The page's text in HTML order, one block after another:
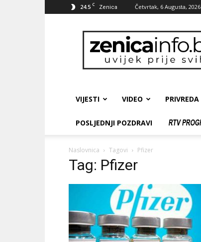
24.5 C Zenica Četvrtak, 6 Augusta, 2026
zenicainfo.ba
VIJESTI VIDEO PRIVREDA
POSLJEDNJI POZDRAVI
Naslovnica Tagovi Pfizer
Tag: Pfizer